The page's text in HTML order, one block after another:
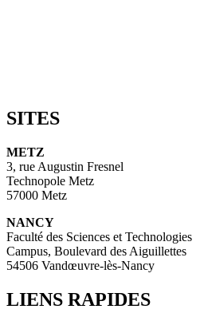
SITES
METZ
3, rue Augustin Fresnel
Technopole Metz
57000 Metz
NANCY
Faculté des Sciences et Technologies
Campus, Boulevard des Aiguillettes
54506 Vandœuvre-lès-Nancy
LIENS RAPIDES